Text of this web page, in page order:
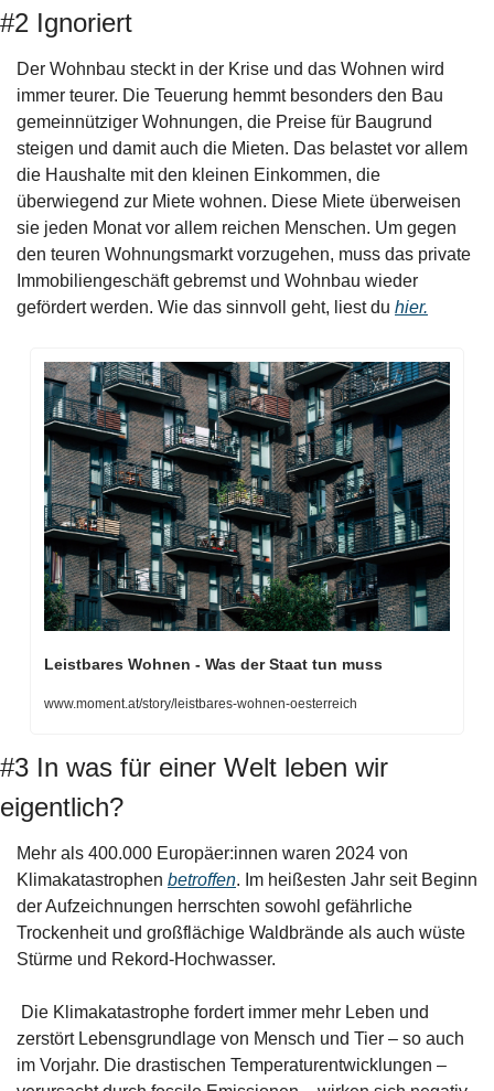
#2 Ignoriert
Der Wohnbau steckt in der Krise und das Wohnen wird
immer teurer. Die Teuerung hemmt besonders den Bau
gemeinnütziger Wohnungen, die Preise für Baugrund
steigen und damit auch die Mieten. Das belastet vor allem
die Haushalte mit den kleinen Einkommen, die
überwiegend zur Miete wohnen. Diese Miete überweisen
sie jeden Monat vor allem reichen Menschen. Um gegen
den teuren Wohnungsmarkt vorzugehen, muss das private
Immobiliengeschäft gebremst und Wohnbau wieder
gefördert werden. Wie das sinnvoll geht, liest du hier.
Leistbares Wohnen - Was der Staat tun muss
www.moment.at/story/leistbares-wohnen-oesterreich
#3 In was für einer Welt leben wir
eigentlich?
Mehr als 400.000 Europäer:innen waren 2024 von
Klimakatastrophen betroffen. Im heißesten Jahr seit Beginn
der Aufzeichnungen herrschten sowohl gefährliche
Trockenheit und großflächige Waldbrände als auch wüste
Stürme und Rekord-Hochwasser.
zerstört Lebensgrundlage von Mensch und Tier – so auch
im Vorjahr. Die drastischen Temperaturentwicklungen –